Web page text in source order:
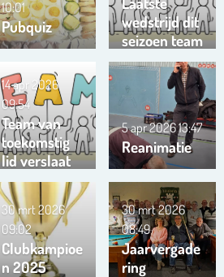
Pubquiz
10:01
wedstrijd dit
seizoen team
Trianta 01
Team van
toekomstig
lid verslaat
ons team …
!!!
14 apr 2026
09:54
Reanimatie
5 apr 202613:47
Clubkampioe
n 2025
30 mrt 2026
09:02
Jaarvergade
ring
30 mrt 2026
08:49